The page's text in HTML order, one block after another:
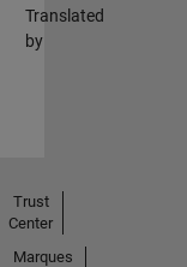
Translated
by
Trust
Center
Marques